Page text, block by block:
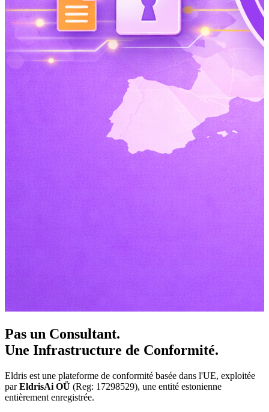
Pas un Consultant.
Une Infrastructure de Conformité.
Eldris est une plateforme de conformité basée dans l'UE, exploitée
parEldrisAi OÜ (Reg: 17298529), une entité estonienne
entièrement enregistrée.